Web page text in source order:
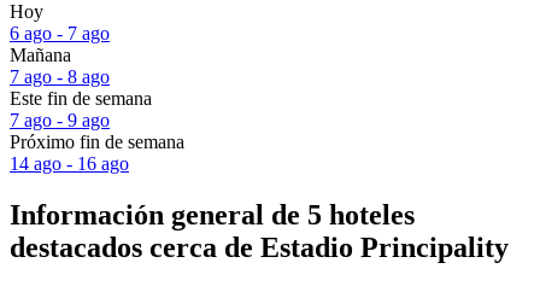
Hoy
6 ago - 7 ago
Mañana
7 ago - 8 ago
Este fin de semana
7 ago - 9 ago
Próximo fin de semana
14 ago - 16 ago
Información general de 5 hoteles
destacados cerca de Estadio Principality